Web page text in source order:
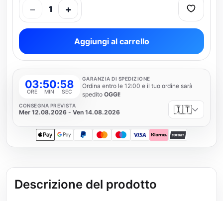
− 1 +
Aggiungi al carrello
03
ORE
:50
MIN
:58
SEC
GARANZIA DI SPEDIZIONE
Ordina entro le 12:00 e il tuo ordine sarà
spedito OGGI!
CONSEGNA PREVISTA
Mer 12.08.2026 - Ven 14.08.2026 🇮🇹
Apple PayGoogle Pay
PayPalMastercardMaestro
Visa KlarnaSOFORT
Descrizione del prodotto